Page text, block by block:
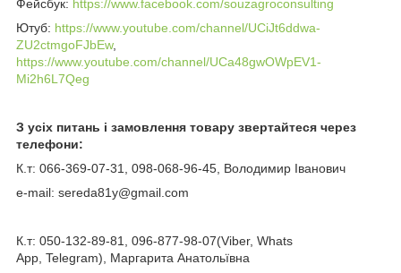
Фейсбук: https://www.facebook.com/souzagroconsulting
Ютуб: https://www.youtube.com/channel/UCiJt6ddwa-
ZU2ctmgoFJbEw,
https://www.youtube.com/channel/UCa48gwOWpEV1-
Mi2h6L7Qeg
З усіх питань і замовлення товару звертайтеся через
телефони:
К.т: 066-369-07-31, 098-068-96-45, Володимир Іванович
e-mail: sereda81y@gmail.com
К.т: 050-132-89-81, 096-877-98-07(Viber, Whats
App, Telegram), Маргарита Анатольївна